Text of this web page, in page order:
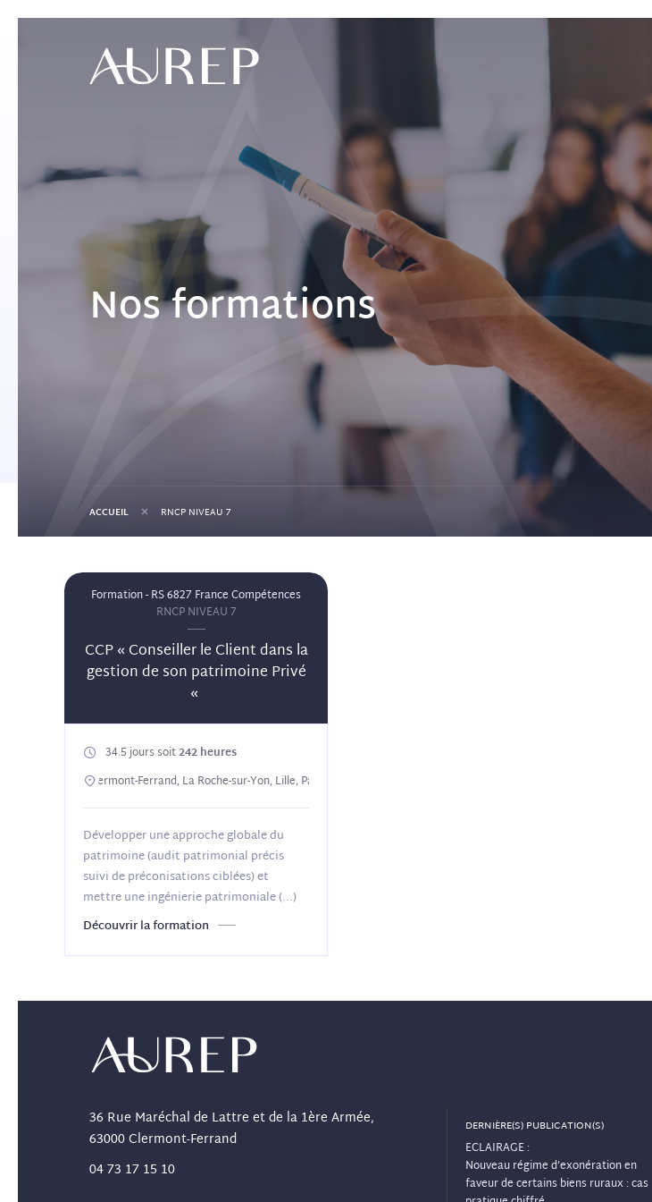
Nos formations
ACCUEIL + RNCP NIVEAU 7
Formation - RS 6827 France Compétences
RNCP NIVEAU 7
CCP « Conseiller le Client dans la
gestion de son patrimoine Privé
«
34.5 jours soit242 heures
en-Provence, Clermont-Ferrand, La Roche-sur-Yon, Lille, Paris
Développer une approche globale du
patrimoine (audit patrimonial précis
suivi de préconisations ciblées) et
mettre une ingénierie patrimoniale(...)
Découvrir la formation
36 Rue Maréchal de Lattre et de la 1ère Armée,
63000 Clermont-Ferrand
04 73 17 15 10
DERNIÈRE(S) PUBLICATION(S)
ECLAIRAGE :
Nouveau régime d’exonération en
faveur de certains biens ruraux : cas